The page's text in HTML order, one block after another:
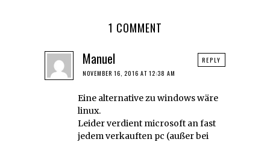
1 COMMENT
Manuel
NOVEMBER 16, 2016 AT 12:38 AM
Eine alternative zu windows wäre
linux.
Leider verdient microsoft an fast
jedem verkauften pc (außer bei
REPLY